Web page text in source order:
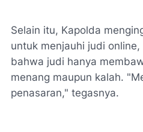
Selain itu, Kapolda
untuk menjauhi judi
bahwa judi hanya
menang maupun kalah.
penasaran," tegasnya.